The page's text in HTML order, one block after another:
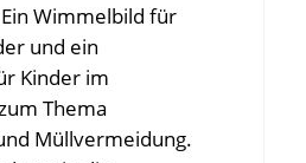
Wimmelbild für
und ein
Kinder im
Thema
Müllvermeidung.